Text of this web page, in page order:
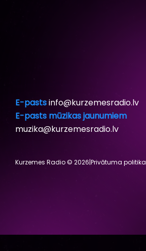
E-pastsinfo@kurzemesradio.lv
E-pasts mūzikas jaunumiem
muzika@kurzemesradio.lv
Kurzemes Radio © 2026|Privātuma politika